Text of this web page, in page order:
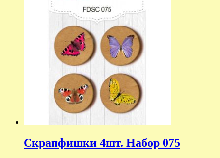
Скрапфишки 4шт. Набор 075